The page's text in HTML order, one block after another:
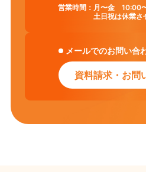
営業時間： 月〜金 10:00
土日祝は休業さ
メールでのお問い合
資料請求・お問